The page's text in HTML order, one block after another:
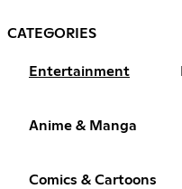
CATEGORIES
Entertainment
Anime & Manga
Comics & Cartoons